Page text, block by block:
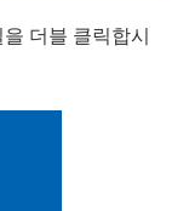
더블 클릭합시